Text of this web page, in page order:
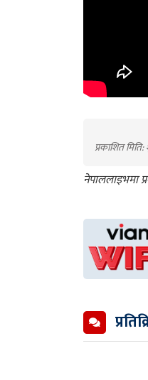
प्रकाशित
नेपाललाइभमा